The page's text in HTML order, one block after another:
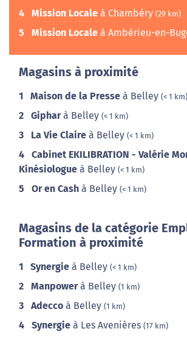
4 Mission Locale à Chambéry (29 km)
5 Mission Locale à Ambérieu-en-
Magasins à proximité
1 Maison de la Presse à Belley (< 1 km)
2 Gipharà Belley (< 1 km)
3 La Vie Claire à Belley (< 1 km)
4
Cabinet EKILIBRATION - Valérie
Kinésiologue à Belley (< 1 km)
5 Or en Cash à Belley (< 1 km)
Magasins de la catégorie
Formation à proximité
1 Synergie à Belley (< 1 km)
2 Manpowerà Belley (1 km)
3 Adecco à Belley (1 km)
4 Synergie à Les Avenières (17 km)